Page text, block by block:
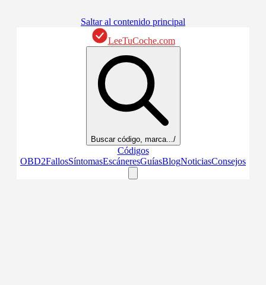
Saltar al contenido principal
LeeTuCoche.com
Buscar código, marca.../
Códigos
OBD2FallosSíntomasEscáneresGuíasBlogNoticiasConsejos